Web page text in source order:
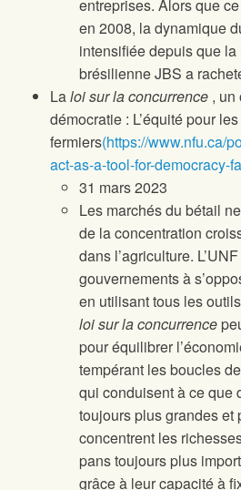
entreprises. Alors que
en 2008, la dynamique
intensifiée depuis que
brésilienne JBS a
Laloi sur la concurrence , un
démocratie : L’équité pour les
fermiers(https://www.nfu.ca/
act-as-a-tool-for-democracy-
31 mars 2023
Les marchés du bétail
de la concentration
dans l’agriculture.
gouvernements à
en utilisant tous les
loi sur la concurrence
pour équilibrer
tempérant les boucles
qui conduisent à ce que
toujours plus grandes et
concentrent les
pans toujours plus
grâce à leur capacité à